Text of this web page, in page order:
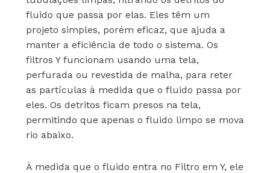
fluido que passa por elas. Eles têm um
projeto simples, porém eficaz, que ajuda a
manter a eficiência de todo o sistema. Os
filtros Y funcionam usando uma tela,
perfurada ou revestida de malha, para reter
as partículas à medida que o fluido passa por
eles. Os detritos ficam presos na tela,
permitindo que apenas o fluido limpo se mova
rio abaixo.
À medida que o fluido entra no Filtro em Y, ele